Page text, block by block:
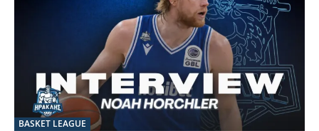
BASKET LEAGUE